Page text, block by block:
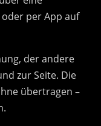
oder per App auf
der andere
zur Seite. Die
übertragen –